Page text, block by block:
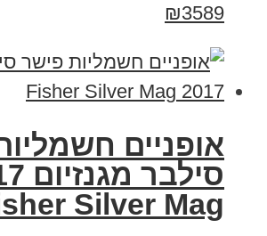
₪3589
אופניים
Silver Mag